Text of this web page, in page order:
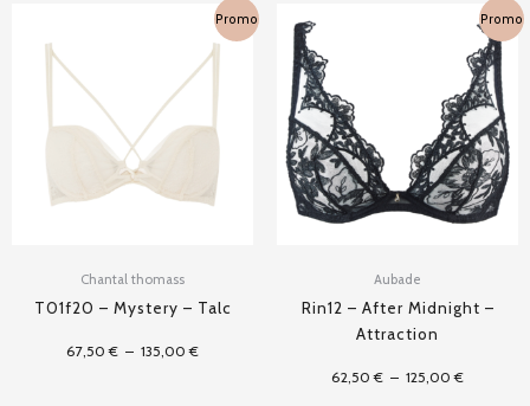
Promo
Chantal thomass
T01f20 – Mystery – Talc
67,50€ – 135,00€
Plage
de
prix :
67,50 €
Promo
Aubade
Rin12 – After Midnight –
Attraction
62,50€ – 125,00€
Plage
de
prix :
62,50 €
à
125,00 €